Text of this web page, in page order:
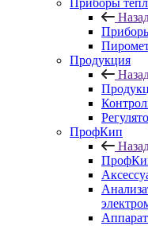
Приборы
Продукция
ПрофКип